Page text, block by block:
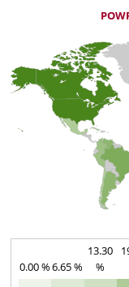
0.00 %6.65 %
13.30
%